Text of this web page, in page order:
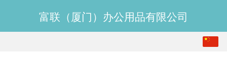
富联（厦门）办公用品有限公司